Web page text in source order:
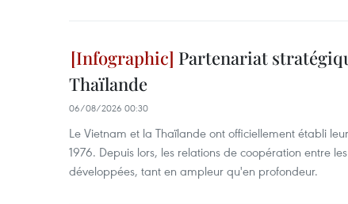
Partenariat
Thaïlande
06/08/2026 00:30
Le Vietnam et la Thaïlande ont officiellement établi
1976. Depuis lors, les relations de coopération entre
développées, tant en ampleur qu'en profondeur.